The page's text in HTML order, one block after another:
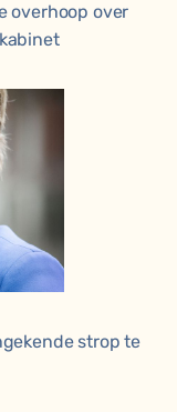
overhoop over
strop te